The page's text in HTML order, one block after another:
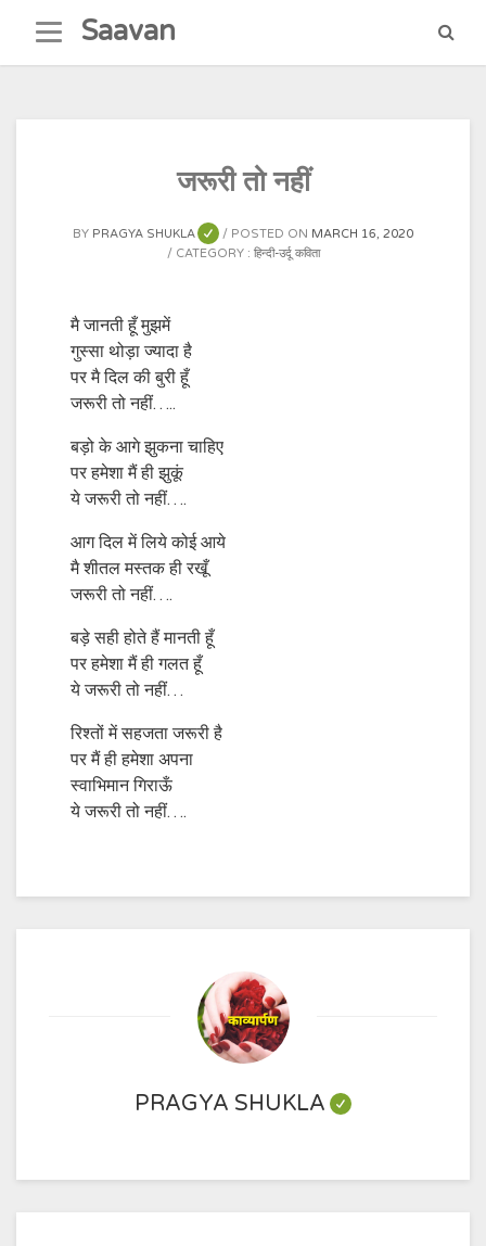
content
Saavan
जरूरी तो नहीं
BY PRAGYA SHUKLA POSTED ON MARCH 16, 2020
CATEGORY : हिन्दी-उर्दू कविता
मै जानती हूँ मुझमें
गुस्सा थोड़ा ज्यादा है
पर मै दिल की बुरी हूँ
जरूरी तो नहीं…..
बड़ो के आगे झुकना चाहिए
पर हमेशा मैं ही झुकूं
ये जरूरी तो नहीं….
आग दिल में लिये कोई आये
मै शीतल मस्तक ही रखूँ
जरूरी तो नहीं….
बड़े सही होते हैं मानती हूँ
पर हमेशा मैं ही गलत हूँ
ये जरूरी तो नहीं…
रिश्तों में सहजता जरूरी है
पर मैं ही हमेशा अपना
स्वाभिमान गिराऊँ
ये जरूरी तो नहीं….
PRAGYA SHUKLA